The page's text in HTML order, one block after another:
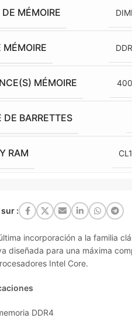
MÉMOIRE
MÉMOIRE
MÉMOIRE
DE BARRETTES
RAM
:
incorporación a la familia
diseñada para una máxima
Intel Core.
DDR4